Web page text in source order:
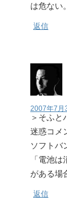
は危ない
返信
2007年7月
＞そふと
迷惑コメ
ソフトバ
「電池
がある場
返信